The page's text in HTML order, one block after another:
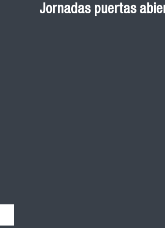
Jornadas puertas
Ceremonia de Graduación